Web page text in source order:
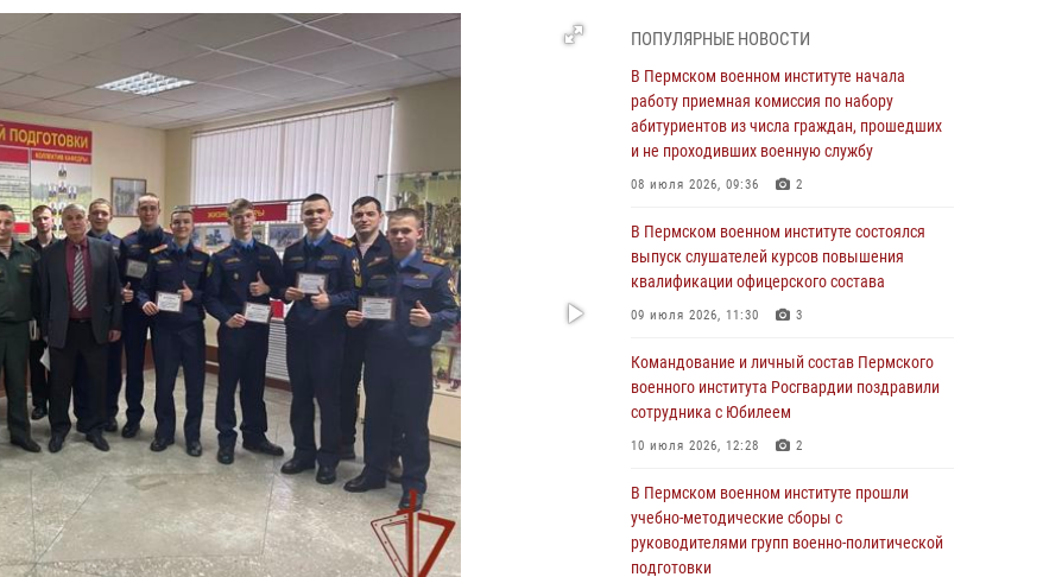
В Пермском военном институте прошли
учебно-методические сборы с
руководителями групп военно-политической
подготовки
23 июля 2026, 12:00 12
тактики служебно-боевого применения войск
национальной гвардии Российской
Федерации проводится выставка,
Командование и личный состав Пермского
военного института Росгвардии поздравили
В Пермском военном институте состоялся
ПОПУЛЯРНЫЕ НОВОСТИ
В Пермском военном институте начала
работу приемная комиссия по набору
абитуриентов из числа граждан, прошедших
и не проходивших военную службу
08 июля 2026, 09:36 2
В Пермском военном институте состоялся
выпуск слушателей курсов повышения
квалификации офицерского состава
09 июля 2026, 11:30 3
Командование и личный состав Пермского
военного института Росгвардии поздравили
сотрудника с Юбилеем
10 июля 2026, 12:28 2
В Пермском военном институте прошли
учебно-методические сборы с
руководителями групп военно-политической
подготовки